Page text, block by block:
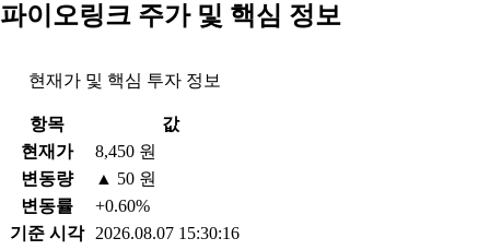
파이오링크 주가 및 핵심 정보
현재가 및 핵심 투자 정보
항목
값
현재가
8,450 원
변동량
▲ 50 원
변동률
+0.60%
기준 시각
2026.08.07 15:30:16